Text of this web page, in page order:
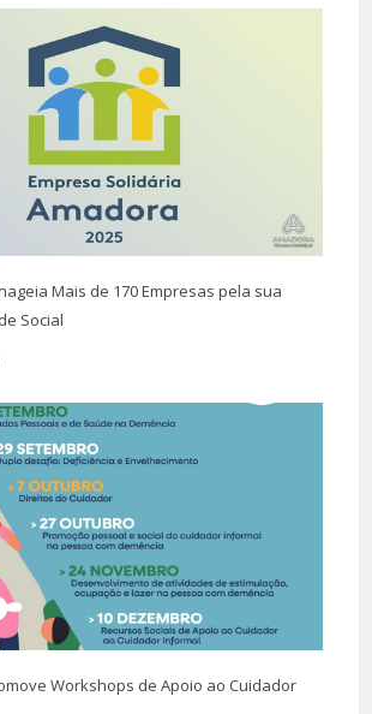
Mais de 170 Empresas pela sua
Social
Workshops de Apoio ao Cuidador